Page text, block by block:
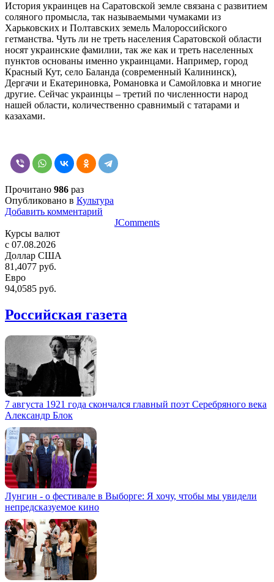
История украинцев на Саратовской земле связана с развитием
соляного промысла, так называемыми чумаками из
Харьковских и Полтавских земель Малороссийского
гетманства. Чуть ли не треть населения Саратовской области
носят украинские фамилии, так же как и треть населенных
пунктов основаны именно украинцами. Например, город
Красный Кут, село Баланда (современный Калининск),
Дергачи и Екатериновка, Романовка и Самойловка и многие
другие. Сейчас украинцы – третий по численности народ
нашей области, количественно сравнимый с татарами и
казахами.
Прочитано 986 раз
Опубликовано в Культура
Добавить комментарий
JComments
Курсы валют
c 07.08.2026
Доллар США
81,4077 руб.
Евро
94,0585 руб.
Российская газета
7 августа 1921 года скончался главный поэт Серебряного века
Александр Блок
Лунгин - о фестивале в Выборге: Я хочу, чтобы мы увидели
непредсказуемое кино